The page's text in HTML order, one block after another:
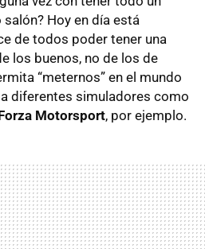
Hoy en día está
de todos poder tener una
los buenos, no de los de
“meternos” en el mundo
diferentes simuladores como
Motorsport, por ejemplo.